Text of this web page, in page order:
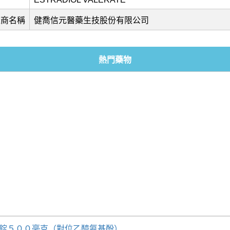
名稱 健喬信元醫藥生技股份有限公司
熱門藥物